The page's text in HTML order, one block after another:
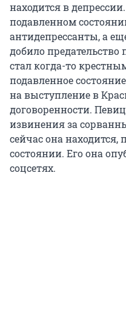
находится в
подавленном
антидепрессанты, а
добило
стал когда-то
подавленное
на выступление в
договоренности.
извинения за
сейчас она
состоянии. Его она
соцсетях.